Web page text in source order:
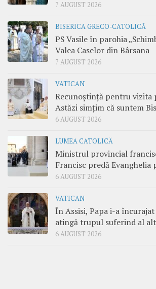
7 AUGUST 2026
BISERICA GRECO-CATOLICĂ
PS Vasile în parohia
Valea Caselor din Bârsana
7 AUGUST 2026
VATICAN
Recunoștință pentru vizita
Astăzi simțim că suntem
6 AUGUST 2026
LUMEA CATOLICĂ
Ministrul provincial
Francisc predă Evanghelia
6 AUGUST 2026
VATICAN
În Assisi, Papa i-a
atingă trupul suferind al
6 AUGUST 2026